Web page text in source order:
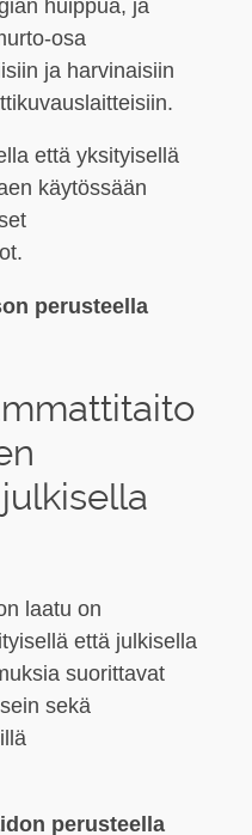
huippua, ja
osa
ja harvinaisiin
että yksityisellä
käytössään
perusteella
laatu on
että julkisella
suorittavat
sekä
perusteella